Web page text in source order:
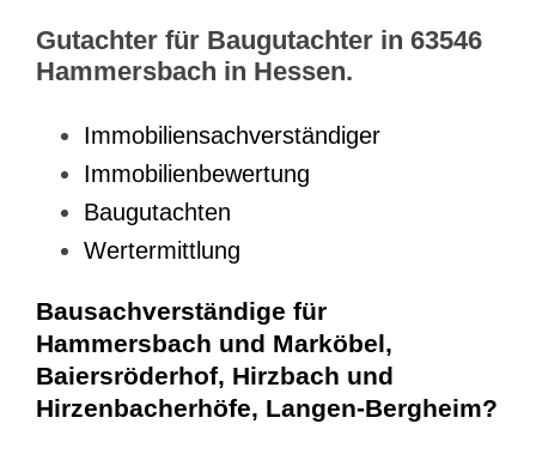
Gutachter für Baugutachter in 63546
Hammersbach in Hessen.
Immobiliensachverständiger
Immobilienbewertung
Baugutachten
Wertermittlung
Bausachverständige für
Hammersbach und Marköbel,
Baiersröderhof, Hirzbach und
Hirzenbacherhöfe, Langen-Bergheim?